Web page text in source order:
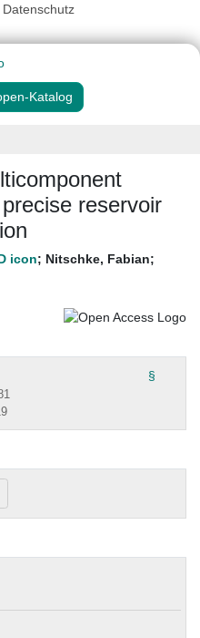
Datenschutz
Katalog
reservoir
; Nitschke, Fabian;
§